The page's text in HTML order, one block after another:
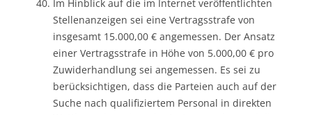
Im Hinblick auf die im Internet veröffentlichten
Stellenanzeigen sei eine Vertragsstrafe von
insgesamt 15.000,00 € angemessen. Der Ansatz
einer Vertragsstrafe in Höhe von 5.000,00 € pro
Zuwiderhandlung sei angemessen. Es sei zu
berücksichtigen, dass die Parteien auch auf der
Suche nach qualifiziertem Personal in direkten